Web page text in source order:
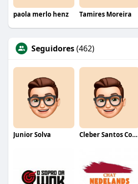
paola merlo henz Tamires Moreira
Seguidores(462)
Junior Solva Cleber Santos Costa